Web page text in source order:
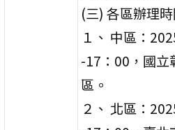
(三) 各區辦理
１、 中區：
-17：00，國立
區。
２、 北區：